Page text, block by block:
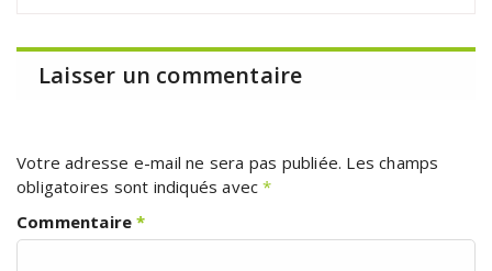
Laisser un commentaire
Votre adresse e-mail ne sera pas publiée. Les champs
obligatoires sont indiqués avec*
Commentaire*